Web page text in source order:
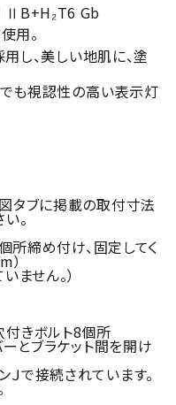
ⅡB+H₂T6 Gb
用。
し、美しい地肌に、塗
も視認性の高い表示灯
タブに掲載の取付寸法
。
所締め付け、固定してく
）
せん。）
きボルト8個所
とブラケット間を開け
で接続されています。